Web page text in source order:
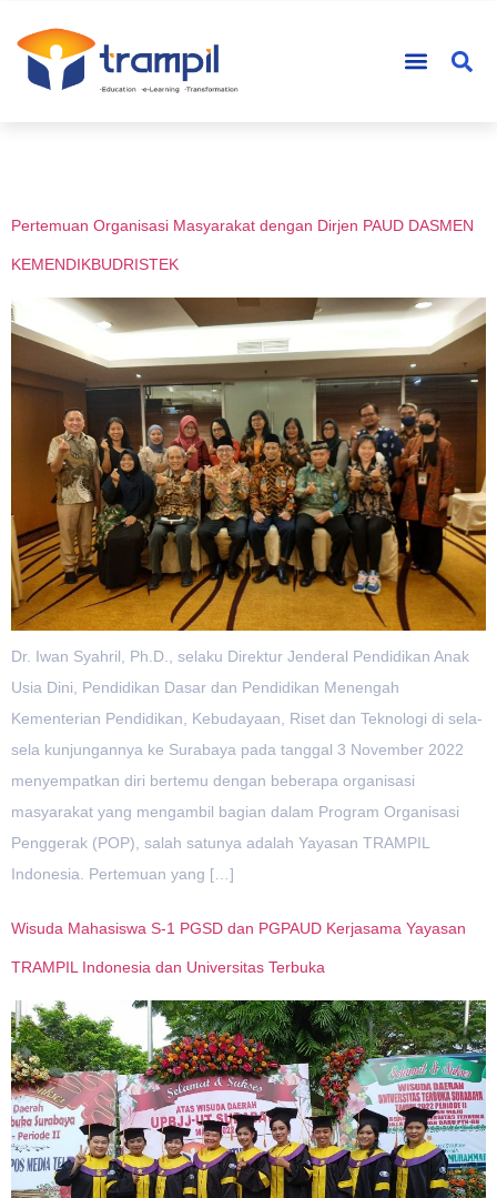
Pertemuan Organisasi Masyarakat dengan Dirjen PAUD DASMEN
KEMENDIKBUDRISTEK
Dr. Iwan Syahril, Ph.D., selaku Direktur Jenderal Pendidikan Anak
Usia Dini, Pendidikan Dasar dan Pendidikan Menengah
Kementerian Pendidikan, Kebudayaan, Riset dan Teknologi di sela-
sela kunjungannya ke Surabaya pada tanggal 3 November 2022
menyempatkan diri bertemu dengan beberapa organisasi
masyarakat yang mengambil bagian dalam Program Organisasi
Penggerak (POP), salah satunya adalah Yayasan TRAMPIL
Indonesia. Pertemuan yang […]
Wisuda Mahasiswa S-1 PGSD dan PGPAUD Kerjasama Yayasan
TRAMPIL Indonesia dan Universitas Terbuka